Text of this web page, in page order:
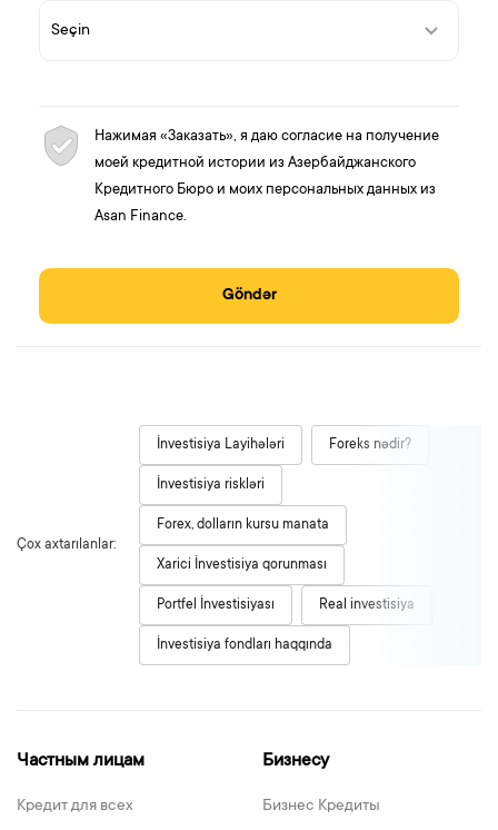
Нажимая «Заказать», я даю согласие на получение
моей кредитной истории из Азербайджанского
Кредитного Бюро и моих персональных данных из
Asan Finance.
Göndər
Çox axtarılanlar:
İnvestisiya Layihələri Foreks nədir?
İnvestisiya riskləri
Forex, dolların kursu manata
Xarici İnvestisiya qorunması
Portfel İnvestisiyası Real investisiya
İnvestisiya fondları haqqında
Частным лицам
Кредит для всех
Бизнесу
Бизнес Кредиты